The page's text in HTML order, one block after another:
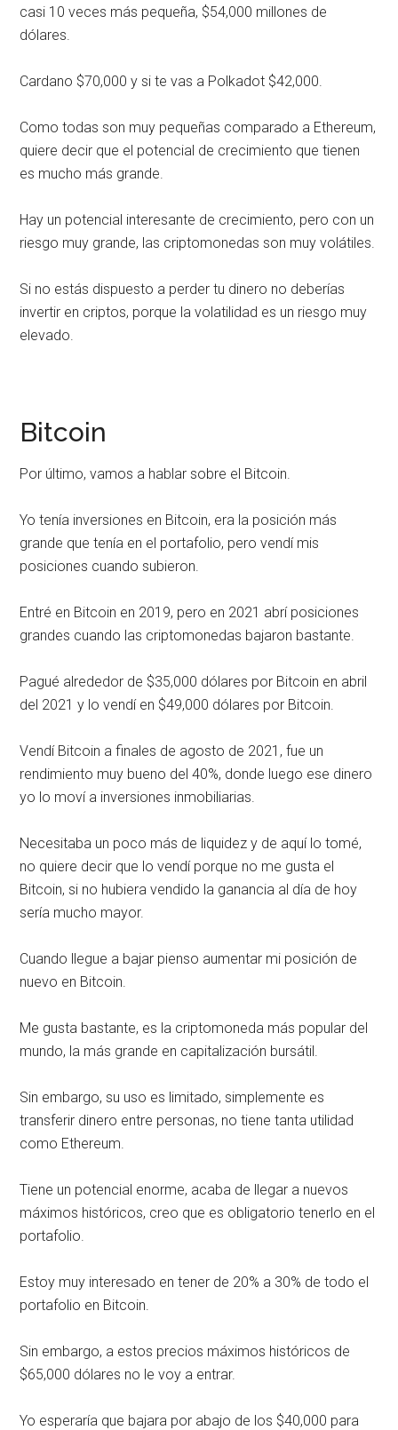
casi 10 veces más pequeña, $54,000 millones de
dólares.
Cardano $70,000 y si te vas a Polkadot $42,000.
Como todas son muy pequeñas comparado a Ethereum,
quiere decir que el potencial de crecimiento que tienen
es mucho más grande.
Hay un potencial interesante de crecimiento, pero con un
riesgo muy grande, las criptomonedas son muy volátiles.
Si no estás dispuesto a perder tu dinero no deberías
invertir en criptos, porque la volatilidad es un riesgo muy
elevado.
Bitcoin
Por último, vamos a hablar sobre el Bitcoin.
Yo tenía inversiones en Bitcoin, era la posición más
grande que tenía en el portafolio, pero vendí mis
posiciones cuando subieron.
Entré en Bitcoin en 2019, pero en 2021 abrí posiciones
grandes cuando las criptomonedas bajaron bastante.
Pagué alrededor de $35,000 dólares por Bitcoin en abril
del 2021 y lo vendí en $49,000 dólares por Bitcoin.
Vendí Bitcoin a finales de agosto de 2021, fue un
rendimiento muy bueno del 40%, donde luego ese dinero
yo lo moví a inversiones inmobiliarias.
Necesitaba un poco más de liquidez y de aquí lo tomé,
no quiere decir que lo vendí porque no me gusta el
Bitcoin, si no hubiera vendido la ganancia al día de hoy
sería mucho mayor.
Cuando llegue a bajar pienso aumentar mi posición de
nuevo en Bitcoin.
Me gusta bastante, es la criptomoneda más popular del
mundo, la más grande en capitalización bursátil.
Sin embargo, su uso es limitado, simplemente es
transferir dinero entre personas, no tiene tanta utilidad
como Ethereum.
Tiene un potencial enorme, acaba de llegar a nuevos
máximos históricos, creo que es obligatorio tenerlo en el
portafolio.
Estoy muy interesado en tener de 20% a 30% de todo el
portafolio en Bitcoin.
Sin embargo, a estos precios máximos históricos de
$65,000 dólares no le voy a entrar.
Yo esperaría que bajara por abajo de los $40,000 para